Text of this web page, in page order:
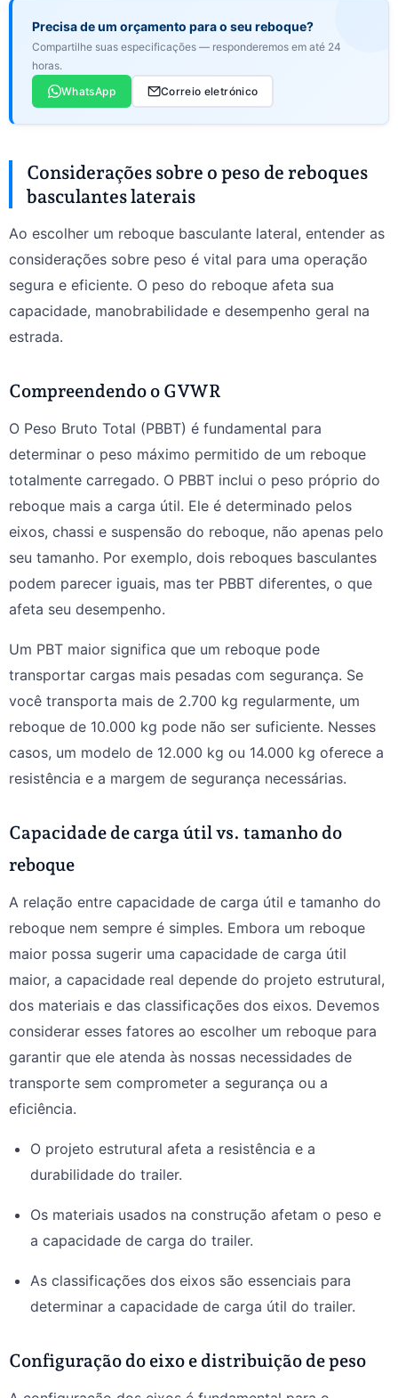
Precisa de um orçamento para o seu reboque?
Compartilhe suas especificações — responderemos em até 24
horas.
WhatsApp
Correio eletrónico
Considerações sobre o peso de reboques
basculantes laterais
Ao escolher um reboque basculante lateral, entender as
considerações sobre peso é vital para uma operação
segura e eficiente. O peso do reboque afeta sua
capacidade, manobrabilidade e desempenho geral na
estrada.
Compreendendo o GVWR
O Peso Bruto Total (PBBT) é fundamental para
determinar o peso máximo permitido de um reboque
totalmente carregado. O PBBT inclui o peso próprio do
reboque mais a carga útil. Ele é determinado pelos
eixos, chassi e suspensão do reboque, não apenas pelo
seu tamanho. Por exemplo, dois reboques basculantes
podem parecer iguais, mas ter PBBT diferentes, o que
afeta seu desempenho.
Um PBT maior significa que um reboque pode
transportar cargas mais pesadas com segurança. Se
você transporta mais de 2.700 kg regularmente, um
reboque de 10.000 kg pode não ser suficiente. Nesses
casos, um modelo de 12.000 kg ou 14.000 kg oferece a
resistência e a margem de segurança necessárias.
Capacidade de carga útil vs. tamanho do
reboque
A relação entre capacidade de carga útil e tamanho do
reboque nem sempre é simples. Embora um reboque
maior possa sugerir uma capacidade de carga útil
maior, a capacidade real depende do projeto estrutural,
dos materiais e das classificações dos eixos. Devemos
considerar esses fatores ao escolher um reboque para
garantir que ele atenda às nossas necessidades de
transporte sem comprometer a segurança ou a
eficiência.
O projeto estrutural afeta a resistência e a
durabilidade do trailer.
Os materiais usados na construção afetam o peso e
a capacidade de carga do trailer.
As classificações dos eixos são essenciais para
determinar a capacidade de carga útil do trailer.
Configuração do eixo e distribuição de peso